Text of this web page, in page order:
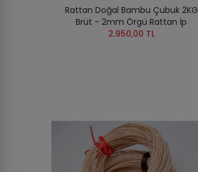
Rattan Doğal Bambu Çubuk 2KG
Brüt - 2mm Örgü Rattan İp
2.950,00 TL